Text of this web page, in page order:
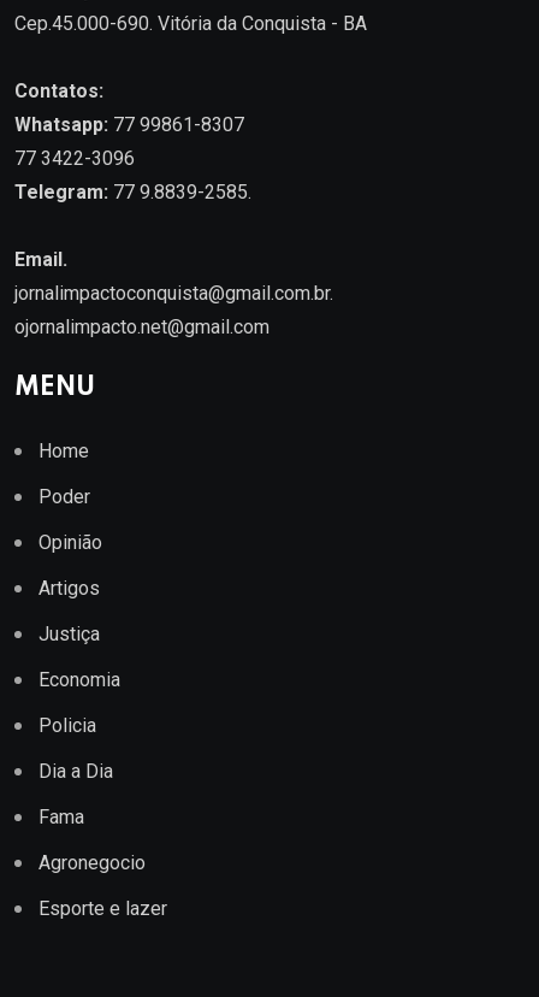
Cep.45.000-690. Vitória da Conquista - BA
Contatos:
Whatsapp: 77 99861-8307
77 3422-3096
Telegram: 77 9.8839-2585.
Email.
jornalimpactoconquista@gmail.com.br.
ojornalimpacto.net@gmail.com
MENU
Home
Poder
Opinião
Artigos
Justiça
Economia
Policia
Dia a Dia
Fama
Agronegocio
Esporte e lazer